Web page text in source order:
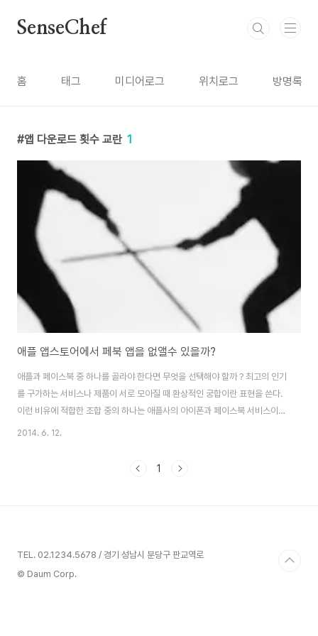
SenseChef
홈 태그 미디어로그 위치로그 방명록
앱 다운로드 횟수 교란 1
애플 앱스토어에서 페북 앱을 없앨수 있을까?
애플과 페이스북 중 하나를 골라야 한다면 무엇을 선택해야 할까 ? 최고의 인기
를 구가하는 서비스나 제품이 서로 모아질 때 환상적인 궁합이란 표현을 쓴다.
이런 비유에 적합한 조합 중의 하나는 애플사의 아이폰과 페이스북 서비스이
다. 두개 모두 세계적인 지명도와 인기를 갖고 있기에 아이폰에서 페이스북 서
두개 중 하나를 선택해야 한다면 어떻게 될까 ? 아이폰을 포기할 것인가 아니면
2014. 6. 12.
1
TEL. 02.1234.5678 / 경기 성남시 분당구 판교역로
© Daum Corp.